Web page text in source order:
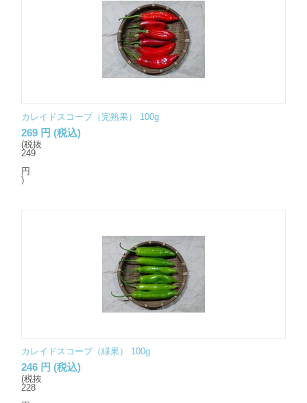
カレイドスコープ（完熟果） 100g
269 円 (税込)
(税抜
249
円
)
カレイドスコープ（緑果） 100g
246 円 (税込)
(税抜
228